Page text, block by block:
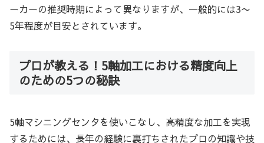
ーカーの推奨時期によって異なりますが、一般的には3〜
5年程度が目安とされています。
プロが教える！5軸加工における精度向上
のための5つの秘訣
5軸マシニングセンタを使いこなし、高精度な加工を実現
するためには、長年の経験に裏打ちされたプロの知識や技